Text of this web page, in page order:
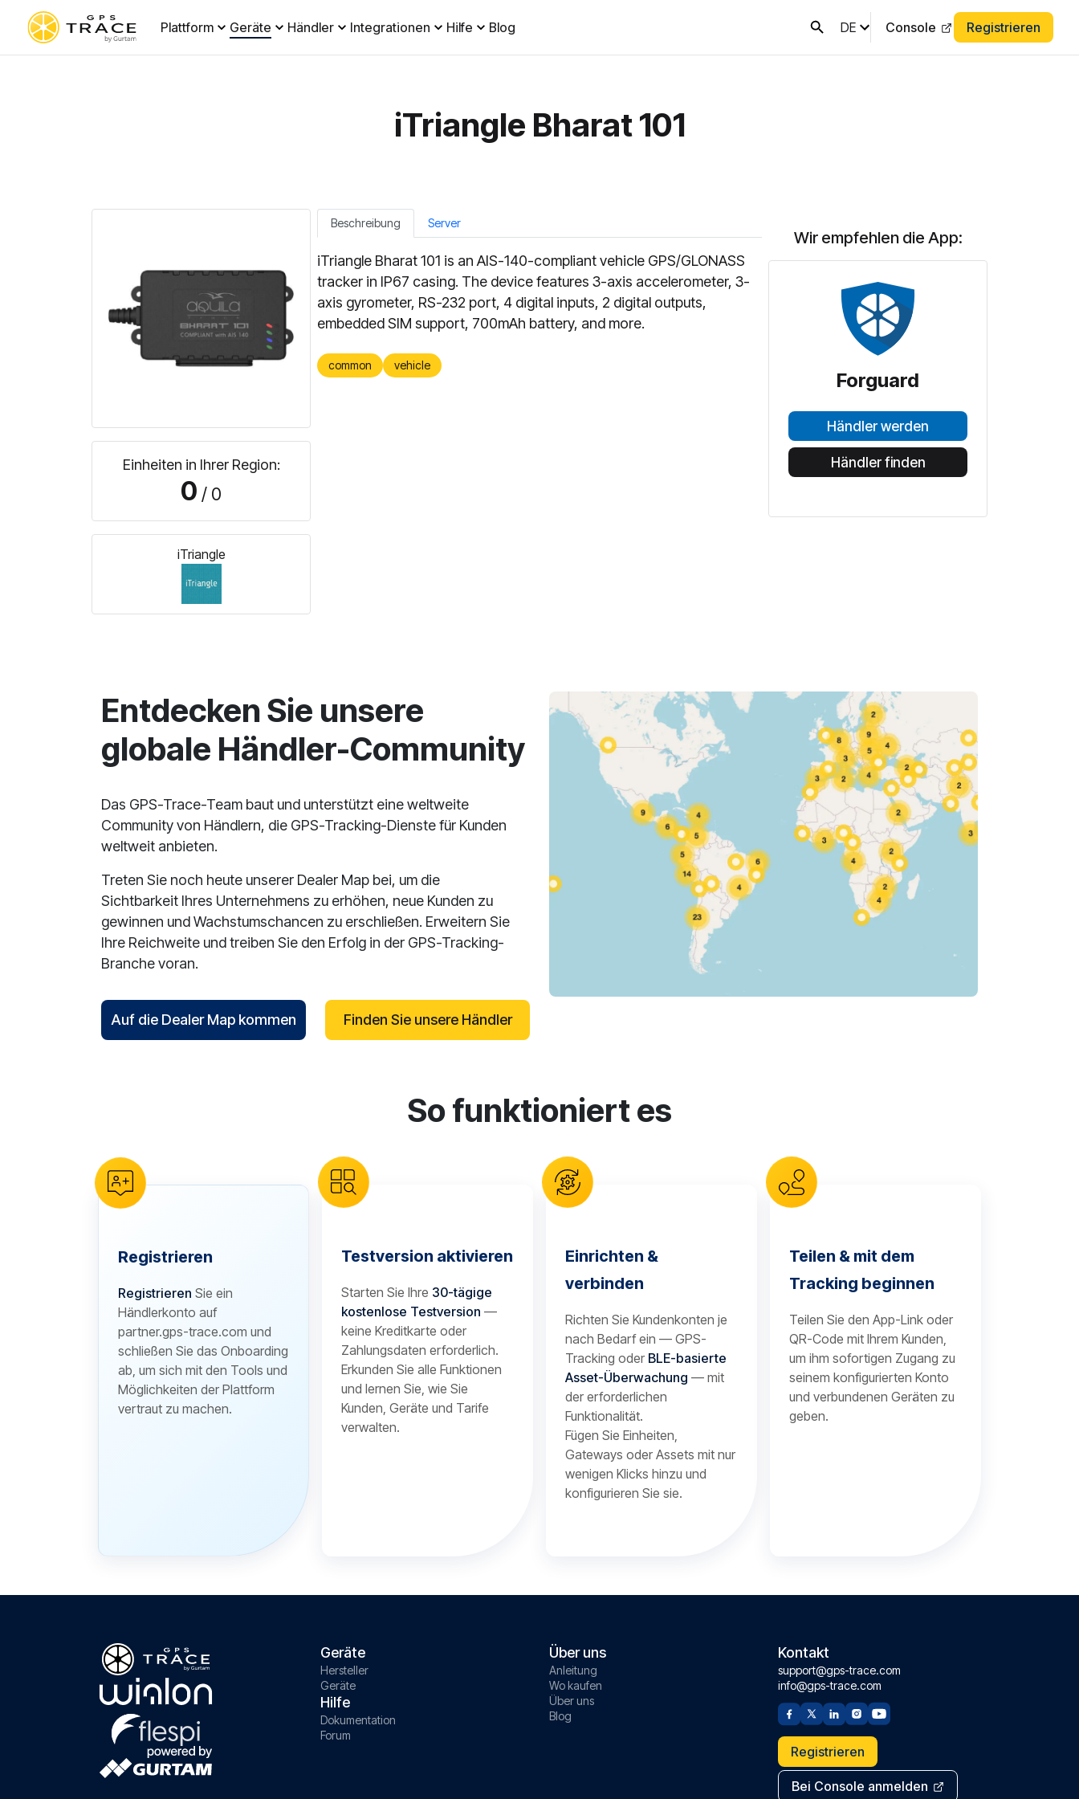
Plattform Geräte Händler Integrationen Hilfe Blog DE Console Registrieren
iTriangle Bharat 101
Einheiten in Ihrer Region:
0 / 0
iTriangle
Beschreibung Server
iTriangle Bharat 101 is an AIS-140-compliant vehicle GPS/GLONASS
tracker in IP67 casing. The device features 3-axis accelerometer, 3-
axis gyrometer, RS-232 port, 4 digital inputs, 2 digital outputs,
embedded SIM support, 700mAh battery, and more.
common vehicle
Wir empfehlen die App:
Forguard
Händler werden
Händler finden
Entdecken Sie unsere
globale Händler-Community
Das GPS-Trace-Team baut und unterstützt eine weltweite
Community von Händlern, die GPS-Tracking-Dienste für Kunden
weltweit anbieten.
Treten Sie noch heute unserer Dealer Map bei, um die
Sichtbarkeit Ihres Unternehmens zu erhöhen, neue Kunden zu
gewinnen und Wachstumschancen zu erschließen. Erweitern Sie
Ihre Reichweite und treiben Sie den Erfolg in der GPS-Tracking-
Branche voran.
Auf die Dealer Map kommen Finden Sie unsere Händler
So funktioniert es
Registrieren
Registrieren Sie ein
Händlerkonto auf
partner.gps-trace.com und
schließen Sie das Onboarding
ab, um sich mit den Tools und
Möglichkeiten der Plattform
vertraut zu machen.
Testversion aktivieren
Starten Sie Ihre 30-tägige
kostenlose Testversion —
keine Kreditkarte oder
Zahlungsdaten erforderlich.
Erkunden Sie alle Funktionen
und lernen Sie, wie Sie
Kunden, Geräte und Tarife
verwalten.
Einrichten &
verbinden
Richten Sie Kundenkonten je
nach Bedarf ein — GPS-
Tracking oder BLE-basierte
Asset-Überwachung — mit
der erforderlichen
Funktionalität.
Fügen Sie Einheiten,
Gateways oder Assets mit nur
wenigen Klicks hinzu und
konfigurieren Sie sie.
Teilen & mit dem
Tracking beginnen
Teilen Sie den App-Link oder
QR-Code mit Ihrem Kunden,
um ihm sofortigen Zugang zu
seinem konfigurierten Konto
und verbundenen Geräten zu
geben.
Geräte
Hersteller
Geräte
Hilfe
Dokumentation
Forum
Über uns
Anleitung
Wo kaufen
Über uns
Blog
Kontakt
support@gps-trace.com
info@gps-trace.com
Registrieren
Bei Console anmelden